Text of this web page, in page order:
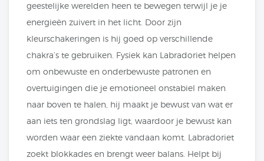
geestelijke werelden heen te bewegen terwijl je je
energieën zuivert in het licht. Door zijn
kleurschakeringen is hij goed op verschillende
chakra’s te gebruiken. Fysiek kan Labradoriet helpen
om onbewuste en onderbewuste patronen en
overtuigingen die je emotioneel onstabiel maken
naar boven te halen, hij maakt je bewust van wat er
aan iets ten grondslag ligt, waardoor je bewust kan
worden waar een ziekte vandaan komt. Labradoriet
zoekt blokkades en brengt weer balans. Helpt bij